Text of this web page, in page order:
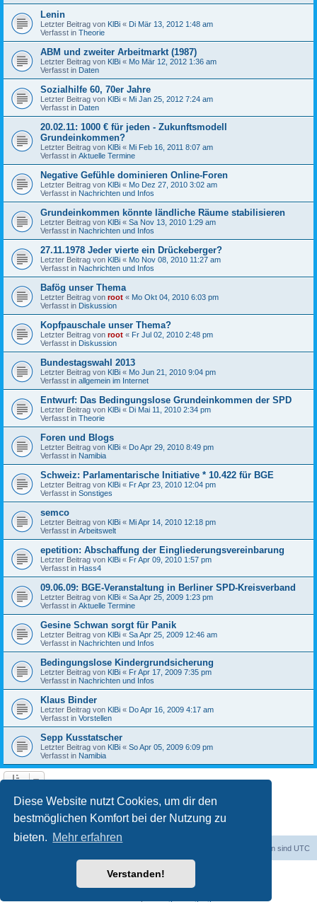
Diese Website nutzt Cookies, um dir den
bestmöglichen Komfort bei der Nutzung zu
bieten. Mehr erfahren
Verstanden!
Lenin
Letzter Beitrag von KlBi « Di Mär 13, 2012 1:48 am
Verfasst in Theorie
ABM und zweiter Arbeitmarkt (1987)
Letzter Beitrag von KlBi « Mo Mär 12, 2012 1:36 am
Verfasst in Daten
Sozialhilfe 60, 70er Jahre
Letzter Beitrag von KlBi « Mi Jan 25, 2012 7:24 am
Verfasst in Daten
20.02.11: 1000 € für jeden - Zukunftsmodell
Grundeinkommen?
Letzter Beitrag von KlBi « Mi Feb 16, 2011 8:07 am
Verfasst in Aktuelle Termine
Negative Gefühle dominieren Online-Foren
Letzter Beitrag von KlBi « Mo Dez 27, 2010 3:02 am
Verfasst in Nachrichten und Infos
Grundeinkommen könnte ländliche Räume stabilisieren
Letzter Beitrag von KlBi « Sa Nov 13, 2010 1:29 am
Verfasst in Nachrichten und Infos
27.11.1978 Jeder vierte ein Drückeberger?
Letzter Beitrag von KlBi « Mo Nov 08, 2010 11:27 am
Verfasst in Nachrichten und Infos
Bafög unser Thema
Letzter Beitrag von root « Mo Okt 04, 2010 6:03 pm
Verfasst in Diskussion
Kopfpauschale unser Thema?
Letzter Beitrag von root « Fr Jul 02, 2010 2:48 pm
Verfasst in Diskussion
Bundestagswahl 2013
Letzter Beitrag von KlBi « Mo Jun 21, 2010 9:04 pm
Verfasst in allgemein im Internet
Entwurf: Das Bedingungslose Grundeinkommen der SPD
Letzter Beitrag von KlBi « Di Mai 11, 2010 2:34 pm
Verfasst in Theorie
Foren und Blogs
Letzter Beitrag von KlBi « Do Apr 29, 2010 8:49 pm
Verfasst in Namibia
Schweiz: Parlamentarische Initiative * 10.422 für BGE
Letzter Beitrag von KlBi « Fr Apr 23, 2010 12:04 pm
Verfasst in Sonstiges
semco
Letzter Beitrag von KlBi « Mi Apr 14, 2010 12:18 pm
Verfasst in Arbeitswelt
epetition: Abschaffung der Eingliederungsvereinbarung
Letzter Beitrag von KlBi « Fr Apr 09, 2010 1:57 pm
Verfasst in Hass4
09.06.09: BGE-Veranstaltung in Berliner SPD-Kreisverband
Letzter Beitrag von KlBi « Sa Apr 25, 2009 1:23 pm
Verfasst in Aktuelle Termine
Gesine Schwan sorgt für Panik
Letzter Beitrag von KlBi « Sa Apr 25, 2009 12:46 am
Verfasst in Nachrichten und Infos
Bedingungslose Kindergrundsicherung
Letzter Beitrag von KlBi « Fr Apr 17, 2009 7:35 pm
Verfasst in Nachrichten und Infos
Klaus Binder
Letzter Beitrag von KlBi « Do Apr 16, 2009 4:17 am
Verfasst in Vorstellen
Sepp Kusstatscher
Letzter Beitrag von KlBi « So Apr 05, 2009 6:09 pm
Verfasst in Namibia
Die Suche ergab 103 Treffer 1 2 3
Alle Zeiten sind UTC
Powered byphpBB® Forum Software © phpBB Limited
phpBB.de